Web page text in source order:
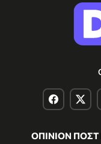
ΟΠΙΝΙΟΝ ΠΟΣΤ